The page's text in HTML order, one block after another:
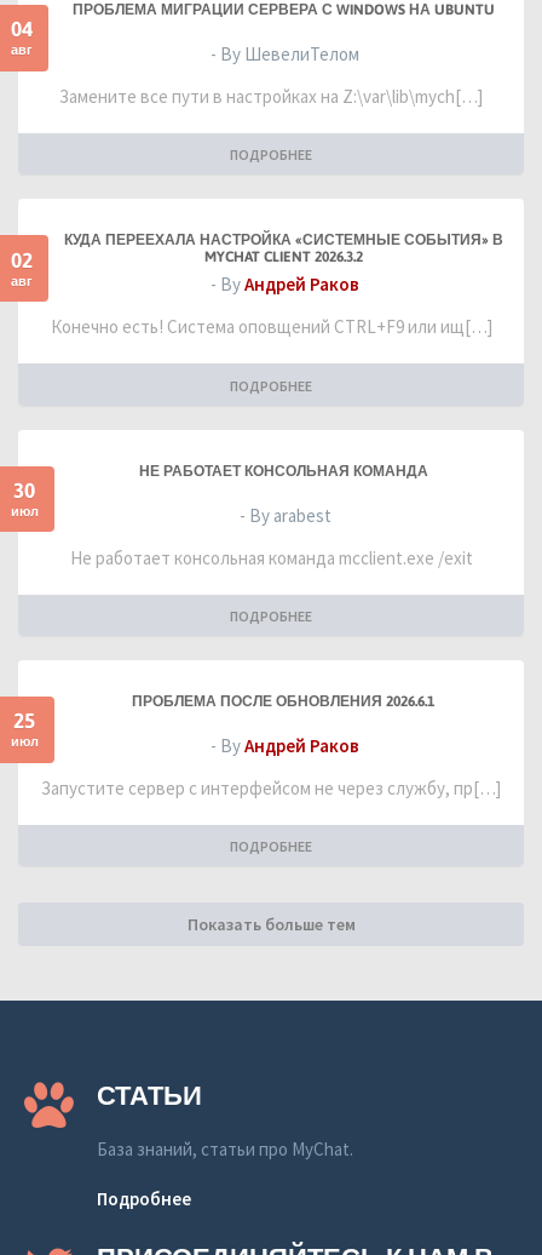
04
авг
ПРОБЛЕМА МИГРАЦИИ СЕРВЕРА С WINDOWS НА UBUNTU
- By ШевелиТелом
Замените все пути в настройках на Z:\var\lib\mych[…]
ПОДРОБНЕЕ
02
авг
КУДА ПЕРЕЕХАЛА НАСТРОЙКА «СИСТЕМНЫЕ СОБЫТИЯ» В
MYCHAT CLIENT 2026.3.2
- ByАндрей Раков
Конечно есть! Система оповщений CTRL+F9 или ищ[…]
ПОДРОБНЕЕ
30
июл
НЕ РАБОТАЕТ КОНСОЛЬНАЯ КОМАНДА
- By arabest
Не работает консольная команда mcclient.exe /exit
ПОДРОБНЕЕ
25
июл
ПРОБЛЕМА ПОСЛЕ ОБНОВЛЕНИЯ 2026.6.1
- ByАндрей Раков
Запустите сервер с интерфейсом не через службу, пр[…]
ПОДРОБНЕЕ
Показать больше тем
СТАТЬИ
База знаний, статьи про MyChat.
Подробнее